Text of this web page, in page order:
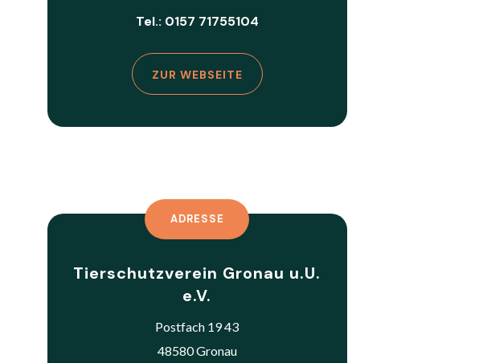
Tel.: 0157 71755104
ZUR WEBSEITE
ADRESSE
Tierschutzverein Gronau u.U.
e.V.
Postfach 19 43
48580 Gronau